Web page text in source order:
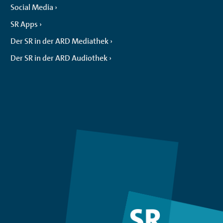
Social Media
SR Apps
Der SR in der ARD Mediathek
Der SR in der ARD Audiothek